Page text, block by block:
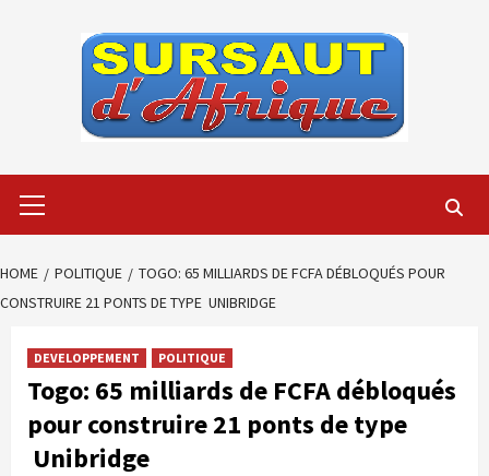
Menu
HOME POLITIQUE
TOGO: 65 MILLIARDS DE FCFA DÉBLOQUÉS POUR
CONSTRUIRE 21 PONTS DE TYPE UNIBRIDGE
DEVELOPPEMENT POLITIQUE
Togo: 65 milliards de FCFA débloqués
pour construire 21 ponts de type
Unibridge